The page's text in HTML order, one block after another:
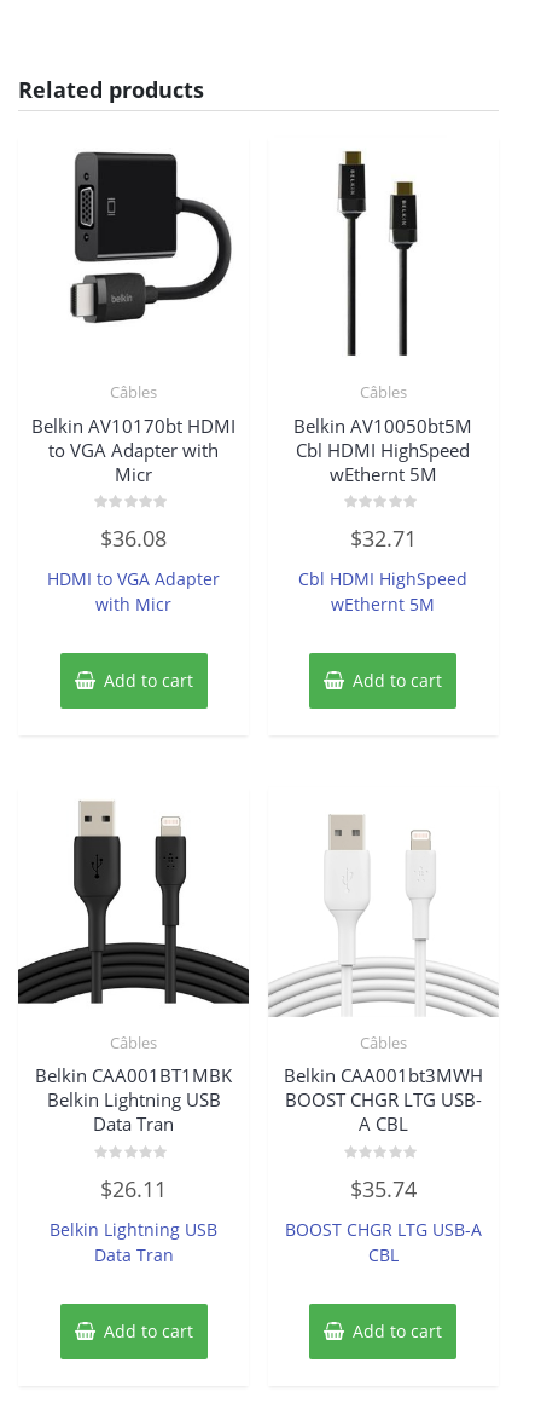
Related products
Câbles
Belkin AV10170bt HDMI
to VGA Adapter with
Micr
0
out
5
$36.08
HDMI to VGA Adapter
with Micr
Add to cart
Câbles
Belkin AV10050bt5M
Cbl HDMI HighSpeed
wEthernt 5M
0
out
5
$32.71
Cbl HDMI HighSpeed
wEthernt 5M
Add to cart
Câbles
Belkin CAA001BT1MBK
Belkin Lightning USB
Data Tran
0
out
5
$26.11
Belkin Lightning USB
Data Tran
Add to cart
Câbles
Belkin CAA001bt3MWH
BOOST CHGR LTG USB-
A CBL
0
out
5
$35.74
BOOST CHGR LTG USB-A
CBL
Add to cart